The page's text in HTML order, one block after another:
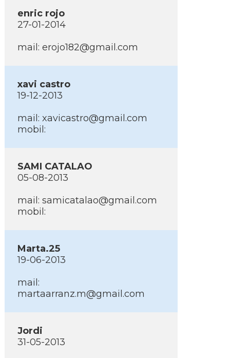
enric rojo
27-01-2014
mail: erojo182@gmail.com
xavi castro
19-12-2013
mail: xavicastro@gmail.com
mobil:
SAMI CATALAO
05-08-2013
mail: samicatalao@gmail.com
mobil:
Marta.25
19-06-2013
mail:
martaarranz.m@gmail.com
Jordi
31-05-2013